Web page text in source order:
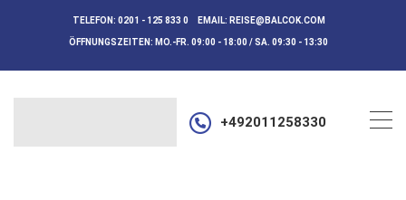
TELEFON: 0201 - 125 833 0 EMAIL: REISE@BALCOK.COM
ÖFFNUNGSZEITEN: MO.-FR. 09:00 - 18:00 / SA. 09:30 - 13:30
+492011258330